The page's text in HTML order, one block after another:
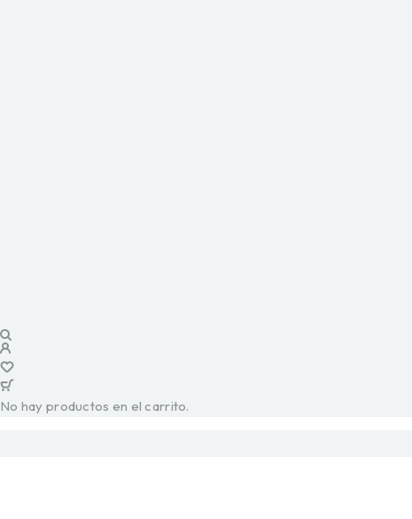
No hay productos en el carrito.